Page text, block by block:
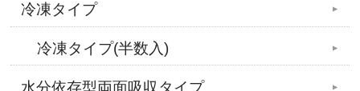
冷凍タイプ
冷凍タイプ(半数入)
水分依存型両面吸収タイプ